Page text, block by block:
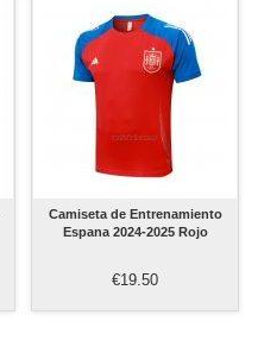
Camiseta de Entrenamiento
Espana 2024-2025 Rojo
€19.50